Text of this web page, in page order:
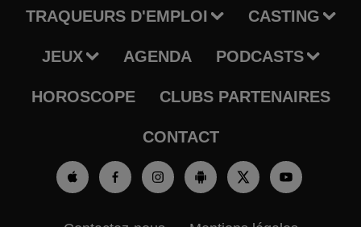
TRAQUEURS D'EMPLOI CASTING
JEUX AGENDA PODCASTS
HOROSCOPE CLUBS PARTENAIRES
CONTACT